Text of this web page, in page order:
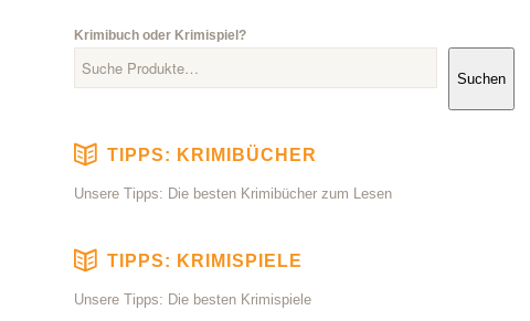
Krimibuch oder Krimispiel?
Suchen
TIPPS: KRIMIBÜCHER
Unsere Tipps: Die besten Krimibücher zum Lesen
TIPPS: KRIMISPIELE
Unsere Tipps: Die besten Krimispiele